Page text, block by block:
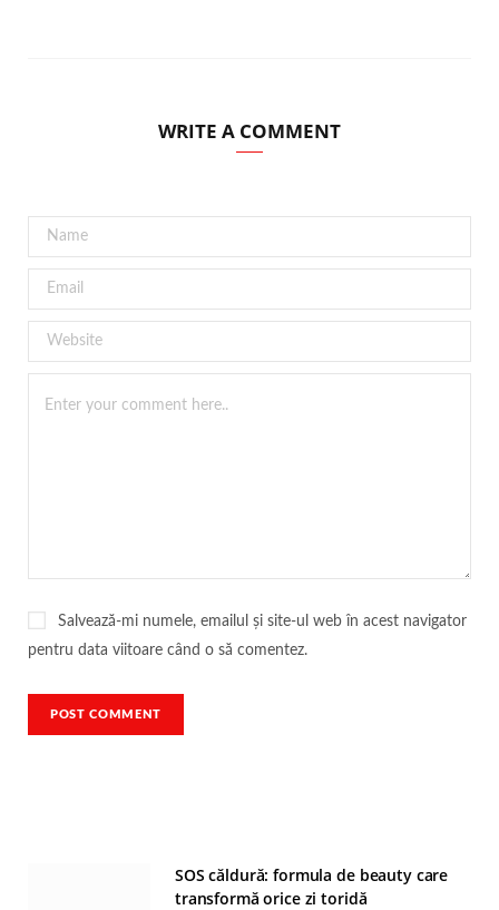
WRITE A COMMENT
Salvează-mi numele, emailul și site-ul web în acest navigator
pentru data viitoare când o să comentez.
SOS căldură: formula de beauty care
transformă orice zi toridă